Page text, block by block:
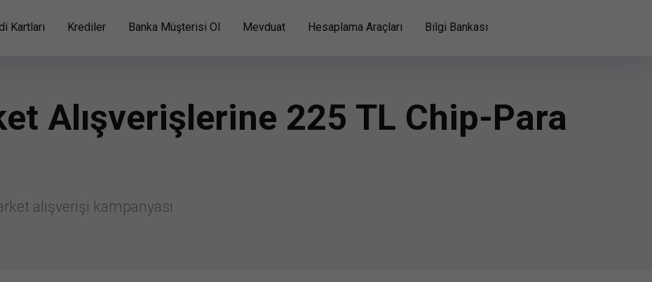
Kartları Krediler Banka Müşterisi Ol Mevduat Hesaplama Araçları Bilgi Bankası
Alışverişlerine 225 TL Chip-Para
alışverişi kampanyası